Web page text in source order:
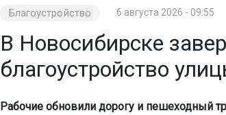
Благоустройство 6 августа 2026 - 09:55
В Новосибирске
благоустройство
Рабочие обновили дорогу и пешеходный